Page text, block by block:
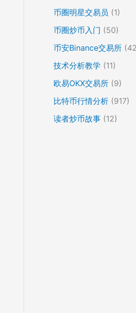
币圈明星交易员 (1)
币圈炒币入门 (50)
币安Binance交易所
技术分析教学 (11)
欧易OKX交易所 (9)
比特币行情分析 (917)
读者炒币故事 (12)